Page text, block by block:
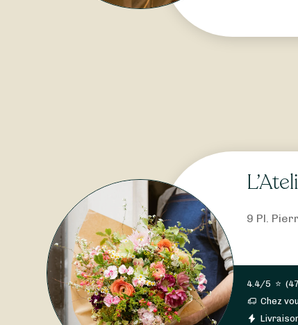
9 Pl.
4.4/5 ⭐ (
Chez